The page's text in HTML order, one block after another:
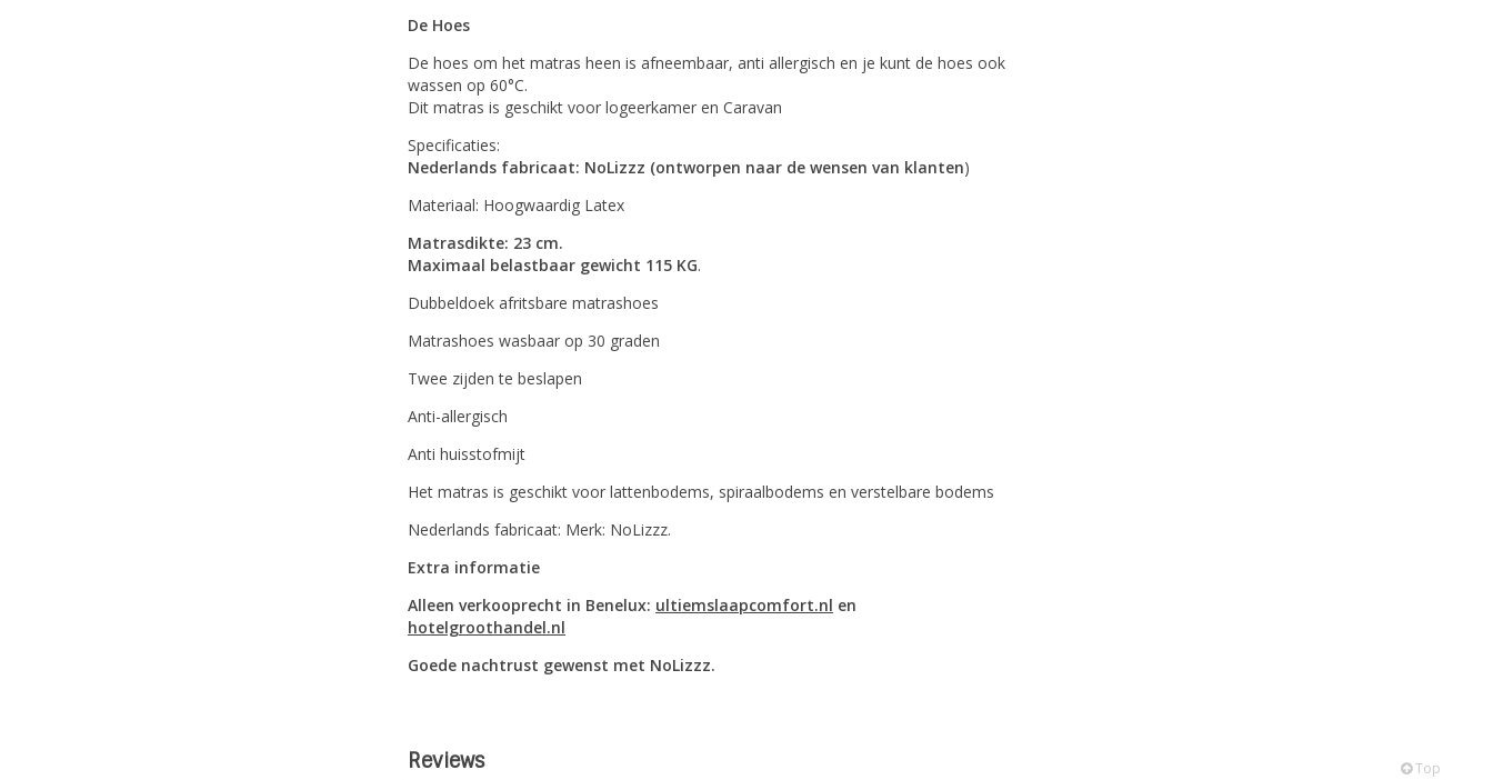
De Hoes
De hoes om het matras heen is afneembaar, anti allergisch en je kunt de hoes ook
wassen op 60°C.
Dit matras is geschikt voor logeerkamer en Caravan
Specificaties:
Nederlands fabricaat: NoLizzz (ontworpen naar de wensen van klanten)
Materiaal: Hoogwaardig Latex
Matrasdikte: 23 cm.
Maximaal belastbaar gewicht 115 KG.
Dubbeldoek afritsbare matrashoes
Matrashoes wasbaar op 30 graden
Twee zijden te beslapen
Anti-allergisch
Anti huisstofmijt
Het matras is geschikt voor lattenbodems, spiraalbodems en verstelbare bodems
Nederlands fabricaat: Merk: NoLizzz.
Extra informatie
Alleen verkooprecht in Benelux: ultiemslaapcomfort.nl en
hotelgroothandel.nl
Goede nachtrust gewenst met NoLizzz.
Reviews Top